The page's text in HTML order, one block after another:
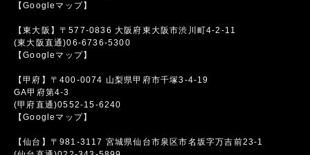
【Googleマップ】
【東大阪】〒577-0836 大阪府東大阪市渋川町4-2-11
(東大阪直通)06-6736-5300
【Googleマップ】
【甲府】〒400-0074 山梨県甲府市千塚3-4-19
GA甲府第4-3
(甲府直通)0552-15-6240
【Googleマップ】
【仙台】〒981-3117 宮城県仙台市泉区市名坂字万吉前23-1